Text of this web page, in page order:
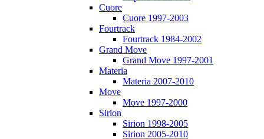
Cuore
Cuore 1997-2003
Fourtrack
Fourtrack 1984-2002
Grand Move
Grand Move 1997-2001
Materia
Materia 2007-2010
Move
Move 1997-2000
Sirion
Sirion 1998-2005
Sirion 2005-2010